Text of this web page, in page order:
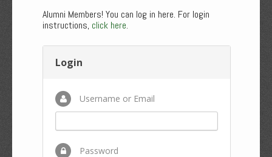
Alumni Members! You can log in here. For login
instructions, click here.
Login
Username or Email
Password